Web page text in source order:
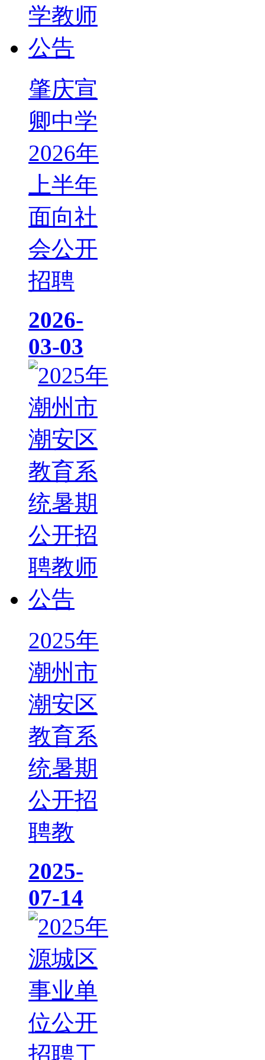
肇庆宣
卿中学
2026年
上半年
面向社
会公开
招聘
2026-
03-03
2025年
潮州市
潮安区
教育系
统暑期
公开招
聘教
2025-
07-14